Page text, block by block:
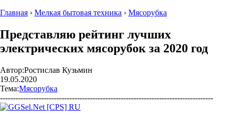
Главная › Мелкая бытовая техника › Мясорубка
Представляю рейтинг лучших
электрических мясорубок за 2020 год
Автор:Ростислав Кузьмин
19.05.2020
Тема:Мясорубка
-----------------------------------------------------------------------------------